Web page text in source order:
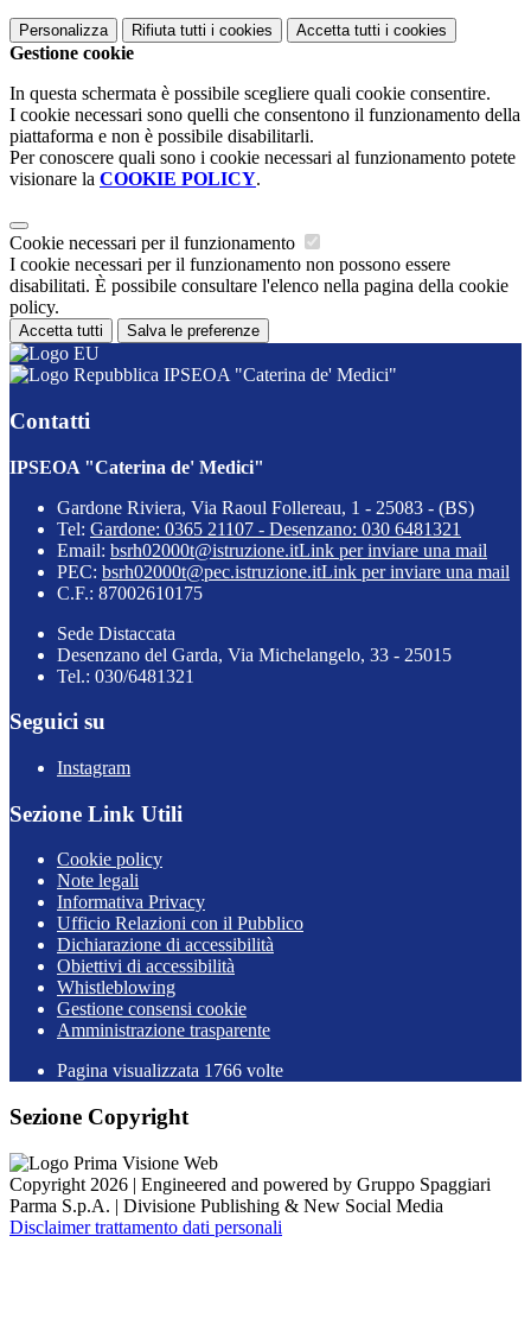
Personalizza Rifiuta tutti i cookies Accetta tutti i cookies
Gestione cookie
In questa schermata è possibile scegliere quali cookie consentire.
I cookie necessari sono quelli che consentono il funzionamento della
piattaforma e non è possibile disabilitarli.
Per conoscere quali sono i cookie necessari al funzionamento potete
visionare la COOKIE POLICY.
Cookie necessari per il funzionamento
I cookie necessari per il funzionamento non possono essere
disabilitati. È possibile consultare l'elenco nella pagina della cookie
policy.
Accetta tutti Salva le preferenze
IPSEOA "Caterina de' Medici"
Contatti
IPSEOA "Caterina de' Medici"
Gardone Riviera, Via Raoul Follereau, 1 - 25083 - (BS)
Tel: Gardone: 0365 21107 - Desenzano: 030 6481321
Email: bsrh02000t@istruzione.itLink per inviare una mail
PEC: bsrh02000t@pec.istruzione.itLink per inviare una mail
C.F.: 87002610175
Sede Distaccata
Desenzano del Garda, Via Michelangelo, 33 - 25015
Tel.: 030/6481321
Seguici su
Instagram
Sezione Link Utili
Cookie policy
Note legali
Informativa Privacy
Ufficio Relazioni con il Pubblico
Dichiarazione di accessibilità
Obiettivi di accessibilità
Whistleblowing
Gestione consensi cookie
Amministrazione trasparente
Pagina visualizzata 1766 volte
Sezione Copyright
Copyright 2026 | Engineered and powered by Gruppo Spaggiari
Parma S.p.A. | Divisione Publishing & New Social Media
Disclaimer trattamento dati personali